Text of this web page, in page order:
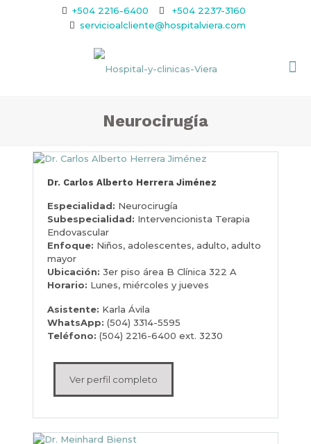
+504 2216-6400
+504 2237-3160
servicioalcliente@hospitalviera.com
Neurocirugía
Dr. Carlos Alberto Herrera Jiménez
Especialidad: Neurocirugía
Subespecialidad: Intervencionista Terapia
Endovascular
Enfoque: Niños, adolescentes, adulto, adulto
mayor
Ubicación: 3er piso área B Clínica 322 A
Horario: Lunes, miércoles y jueves
Asistente: Karla Ávila
WhatsApp: (504) 3314-5595
Teléfono: (504) 2216-6400 ext. 3230
Ver perfil completo